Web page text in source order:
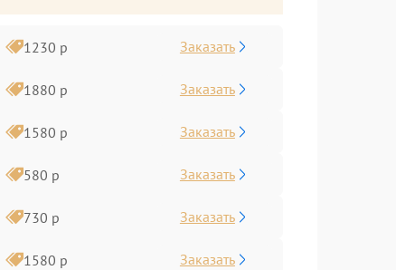
1230 р Заказать
1880 р Заказать
1580 р Заказать
580 р Заказать
730 р Заказать
1580 р Заказать